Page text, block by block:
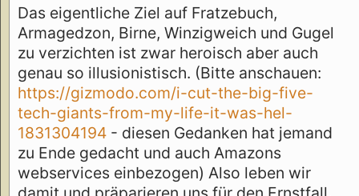
Das eigentliche Ziel auf Fratzebuch,
Armagedzon, Birne, Winzigweich und Gugel
zu verzichten ist zwar heroisch aber auch
genau so illusionistisch. (Bitte anschauen:
https://gizmodo.com/i-cut-the-big-five-
tech-giants-from-my-life-it-was-hel-
1831304194 - diesen Gedanken hat jemand
zu Ende gedacht und auch Amazons
webservices einbezogen) Also leben wir